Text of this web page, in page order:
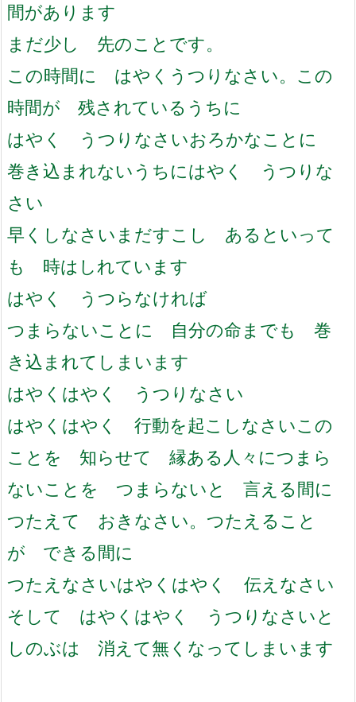
間があります
まだ少し 先のことです。
この時間に はやくうつりなさい。 この
時間が 残されているうちに
はやく うつりなさいおろかなことに
巻き込まれないうちにはやく うつりな
さい
早くしなさい まだすこし あるといって
も 時はしれています
はやく うつらなければ
つまらないことに 自分の命までも 巻
き込まれてしまいます
はやくはやく うつりなさい
はやくはやく 行動を起こしなさいこの
ことを 知らせて 縁ある人々につまら
ないことを つまらないと 言える間に
つたえて おきなさい。 つたえること
が できる間に
つたえなさいはやくはやく 伝えなさい
そして はやくはやく うつりなさいと
しのぶは 消えて無くなってしまいます